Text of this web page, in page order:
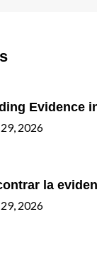
Evidence
2026
la
2026